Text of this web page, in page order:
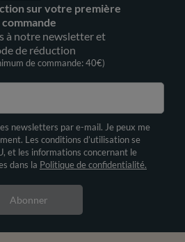
sur votre première
commande
à notre newsletter et
de réduction
de commande: 40€)
newsletters par e-mail. Je peux me
Les conditions d’utilisation se
et les informations concernant le
dans la Politique de confidentialité.
Abonner